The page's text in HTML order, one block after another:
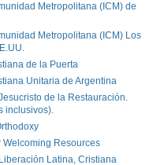
Metropolitana (ICM) de
Metropolitana (ICM) Los
de la Puerta
Unitaria de Argentina
de la Restauración.
inclusivos).
Welcoming Resources
Latina, Cristiana